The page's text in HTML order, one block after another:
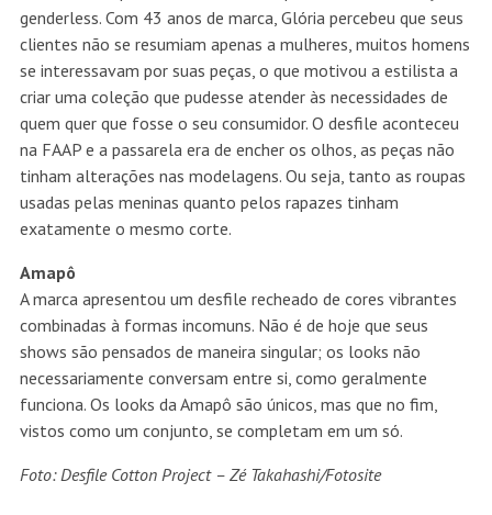
genderless. Com 43 anos de marca, Glória percebeu que seus
clientes não se resumiam apenas a mulheres, muitos homens
se interessavam por suas peças, o que motivou a estilista a
criar uma coleção que pudesse atender às necessidades de
quem quer que fosse o seu consumidor. O desfile aconteceu
na FAAP e a passarela era de encher os olhos, as peças não
tinham alterações nas modelagens. Ou seja, tanto as roupas
usadas pelas meninas quanto pelos rapazes tinham
exatamente o mesmo corte.
Amapô
A marca apresentou um desfile recheado de cores vibrantes
combinadas à formas incomuns. Não é de hoje que seus
shows são pensados de maneira singular; os looks não
necessariamente conversam entre si, como geralmente
funciona. Os looks da Amapô são únicos, mas que no fim,
vistos como um conjunto, se completam em um só.
Foto: Desfile Cotton Project – Zé Takahashi/Fotosite